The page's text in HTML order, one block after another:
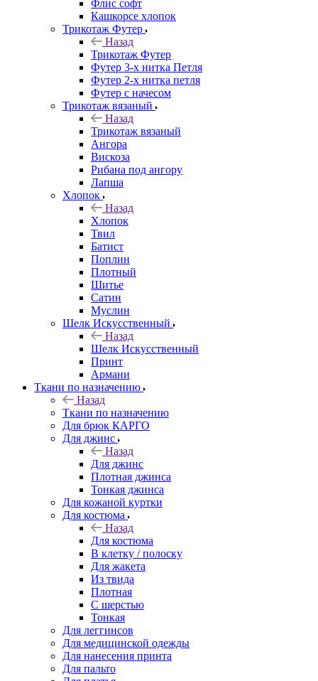
Флис софт
Кашкорсе хлопок
Трикотаж Футер
Назад
Трикотаж Футер
Футер 3-х нитка Петля
Футер 2-х нитка петля
Футер с начесом
Трикотаж вязаный
Назад
Трикотаж вязаный
Ангора
Вискоза
Рибана под ангору
Лапша
Хлопок
Назад
Хлопок
Твил
Батист
Поплин
Плотный
Шитье
Сатин
Муслин
Шелк Искусственный
Назад
Шелк Искусственный
Принт
Армани
Ткани по назначению
Назад
Ткани по назначению
Для брюк КАРГО
Для джинс
Назад
Для джинс
Плотная джинса
Тонкая джинса
Для кожаной куртки
Для костюма
Назад
Для костюма
В клетку / полоску
Для жакета
Из твида
Плотная
С шерстью
Тонкая
Для леггинсов
Для медицинской одежды
Для нанесения принта
Для пальто